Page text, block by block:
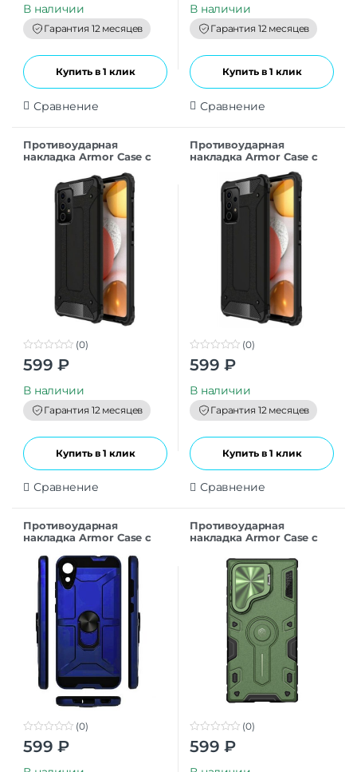
t
o
f
5
В наличии
Гарантия 12 месяцев
Купить в 1 клик
Сравнение
t
o
f
5
В наличии
Гарантия 12 месяцев
Купить в 1 клик
Сравнение
Противоударная
накладка Armor Case с
A26 Черный
0
o
t
o
f
5
(0)
599 ₽
В наличии
Гарантия 12 месяцев
Купить в 1 клик
Сравнение
Противоударная
накладка Armor Case с
кольцом для Samsung
A56 серебристый
0
o
t
o
f
5
(0)
599 ₽
В наличии
Гарантия 12 месяцев
Купить в 1 клик
Сравнение
Противоударная
накладка Armor Case с
A56 синий
0
o
t
(0)
599 ₽
Противоударная
накладка Armor Case с
A56 темно-зеленый
0
o
t
(0)
599 ₽